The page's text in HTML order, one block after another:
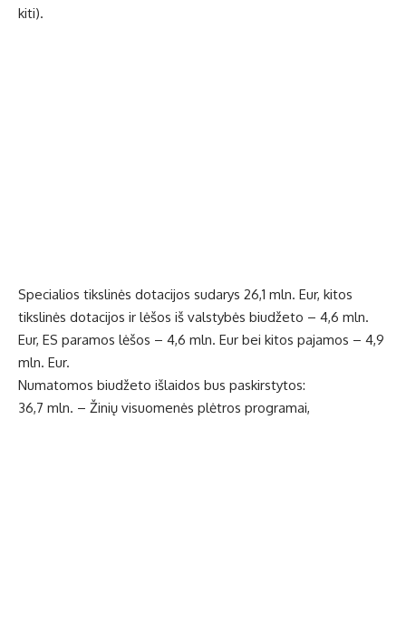
kiti).
Specialios tikslinės dotacijos sudarys 26,1 mln. Eur, kitos
tikslinės dotacijos ir lėšos iš valstybės biudžeto – 4,6 mln.
Eur, ES paramos lėšos – 4,6 mln. Eur bei kitos pajamos – 4,9
mln. Eur.
Numatomos biudžeto išlaidos bus paskirstytos:
36,7 mln. – Žinių visuomenės plėtros programai,